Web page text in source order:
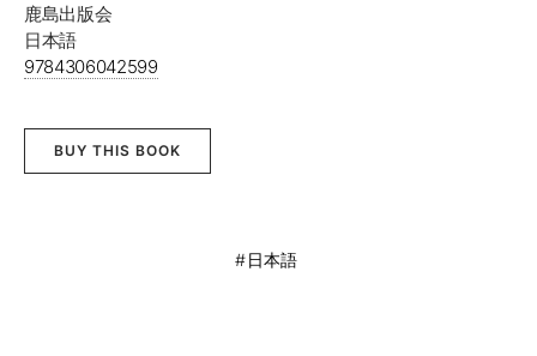
鹿島出版会
日本語
9784306042599
BUY THIS BOOK
日本語